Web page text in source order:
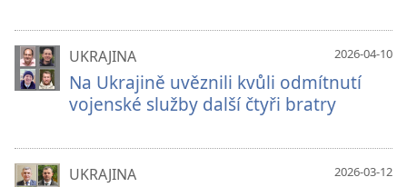
2026-04-10
UKRAJINA
Na Ukrajině uvěznili kvůli odmítnutí
vojenské služby další čtyři bratry
2026-03-12
UKRAJINA